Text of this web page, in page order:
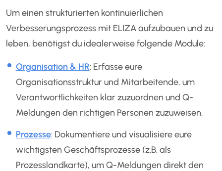
Um einen strukturierten kontinuierlichen
Verbesserungsprozess mit ELIZA aufzubauen und zu
leben, benötigst du idealerweise folgende Module:
Organisation & HR: Erfasse eure
Organisationsstruktur und Mitarbeitende, um
Verantwortlichkeiten klar zuzuordnen und Q-
Meldungen den richtigen Personen zuzuweisen.
Prozesse: Dokumentiere und visualisiere eure
wichtigsten Geschäftsprozesse (z.B. als
Prozesslandkarte), um Q-Meldungen direkt den